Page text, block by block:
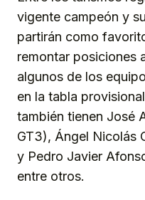
vigente campeón y
partirán como
remontar posiciones
algunos de los
en la tabla
también tienen José
GT3), Ángel Nicolás
y Pedro Javier
entre otros.